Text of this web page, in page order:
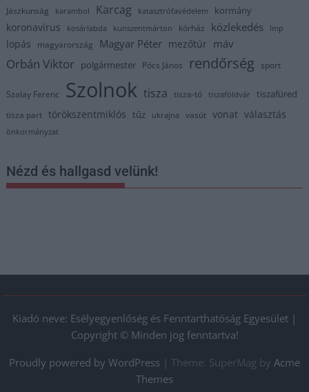
Jászkunság karambol Karcag katasztrófavédelem kormány
koronavírus kosárlabda kunszentmárton kórház közlekedés lmp
lopás magyarország Magyar Péter mezőtúr máv
Orbán Viktor polgármester Pócs János rendőrség sport
Szalay Ferenc Szolnok tisza tisza-tó tiszaföldvár tiszafüred
tisza part törökszentmiklós tűz ukrajna vasút vonat választás
önkormányzat
Nézd és hallgasd velünk!
Kiadó neve: Esélyegyenlőség és Fenntarthatóság Egyesület |
Copyright © Minden jog fenntartva!
Proudly powered by WordPress
Theme: SuperMag by Acme
Themes